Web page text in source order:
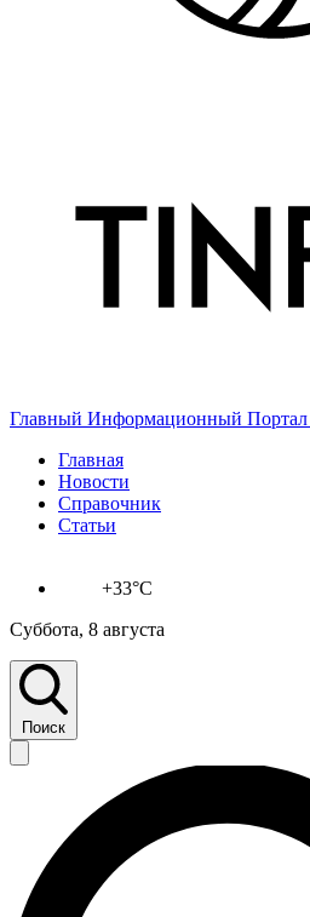
Главный Информационный Портал
Главная
Новости
Справочник
Статьи
+33°C
Суббота, 8 августа
Поиск